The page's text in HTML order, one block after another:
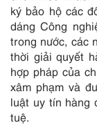
ký bảo hộ các
dáng Công
trong nước, các
thời giải quyết
hợp pháp của
xâm phạm và
luật uy tín hàng
tuệ.